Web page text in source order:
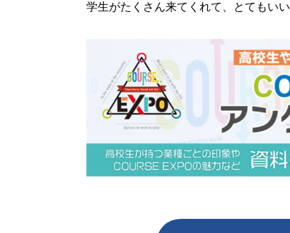
学生がたくさん来てくれて、とてもい